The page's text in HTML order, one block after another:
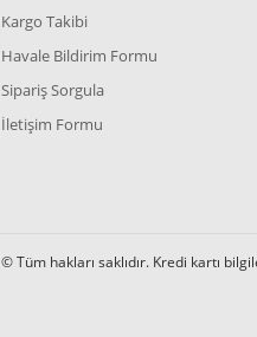
Kargo Takibi
Havale Bildirim Formu
Sipariş Sorgula
İletişim Formu
© Tüm hakları saklıdır. Kredi kartı